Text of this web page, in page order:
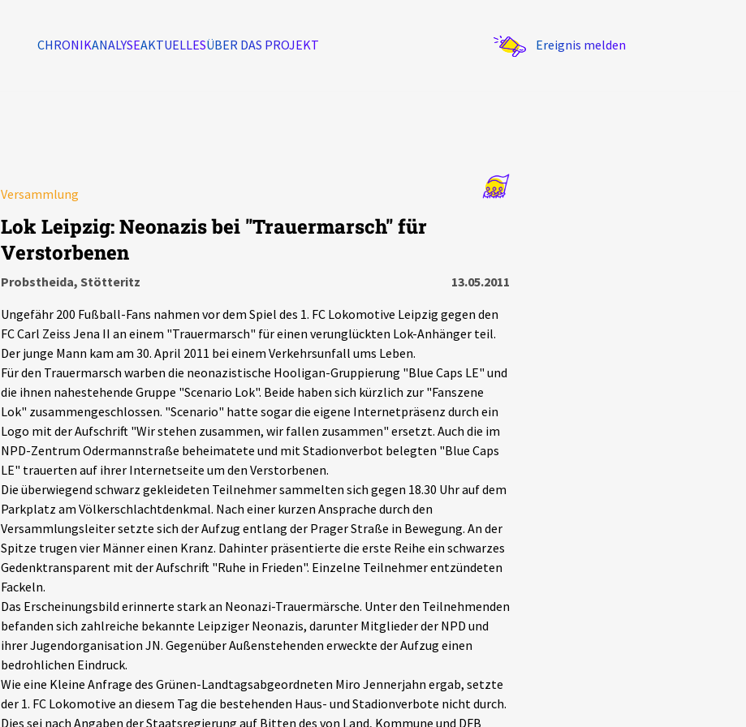
CHRONIKANALYSEAKTUELLESÜBER DAS PROJEKT Ereignis melden
Versammlung
Lok Leipzig: Neonazis bei "Trauermarsch" für
Verstorbenen
Probstheida, Stötteritz
13.05.2011
Ungefähr 200 Fußball-Fans nahmen vor dem Spiel des 1. FC Lokomotive Leipzig gegen den
FC Carl Zeiss Jena II an einem "Trauermarsch" für einen verunglückten Lok-Anhänger teil.
Der junge Mann kam am 30. April 2011 bei einem Verkehrsunfall ums Leben.
Für den Trauermarsch warben die neonazistische Hooligan-Gruppierung "Blue Caps LE" und
die ihnen nahestehende Gruppe "Scenario Lok". Beide haben sich kürzlich zur "Fanszene
Lok" zusammengeschlossen. "Scenario" hatte sogar die eigene Internetpräsenz durch ein
Logo mit der Aufschrift "Wir stehen zusammen, wir fallen zusammen" ersetzt. Auch die im
NPD-Zentrum Odermannstraße beheimatete und mit Stadionverbot belegten "Blue Caps
LE" trauerten auf ihrer Internetseite um den Verstorbenen.
Die überwiegend schwarz gekleideten Teilnehmer sammelten sich gegen 18.30 Uhr auf dem
Parkplatz am Völkerschlachtdenkmal. Nach einer kurzen Ansprache durch den
Versammlungsleiter setzte sich der Aufzug entlang der Prager Straße in Bewegung. An der
Spitze trugen vier Männer einen Kranz. Dahinter präsentierte die erste Reihe ein schwarzes
Gedenktransparent mit der Aufschrift "Ruhe in Frieden". Einzelne Teilnehmer entzündeten
Fackeln.
Das Erscheinungsbild erinnerte stark an Neonazi-Trauermärsche. Unter den Teilnehmenden
befanden sich zahlreiche bekannte Leipziger Neonazis, darunter Mitglieder der NPD und
ihrer Jugendorganisation JN. Gegenüber Außenstehenden erweckte der Aufzug einen
bedrohlichen Eindruck.
Wie eine Kleine Anfrage des Grünen-Landtagsabgeordneten Miro Jennerjahn ergab, setzte
der 1. FC Lokomotive an diesem Tag die bestehenden Haus- und Stadionverbote nicht durch.
Dies sei nach Angaben der Staatsregierung auf Bitten des von Land, Kommune und DFB